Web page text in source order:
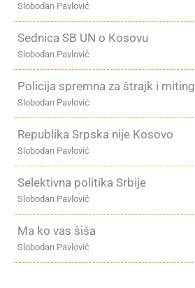
Slobodan Pavlović
Sednica SB UN o Kosovu
Slobodan Pavlović
Policija spremna za štrajk i miting
Slobodan Pavlović
Republika Srpska nije Kosovo
Slobodan Pavlović
Selektivna politika Srbije
Slobodan Pavlović
Ma ko vas šiša
Slobodan Pavlović